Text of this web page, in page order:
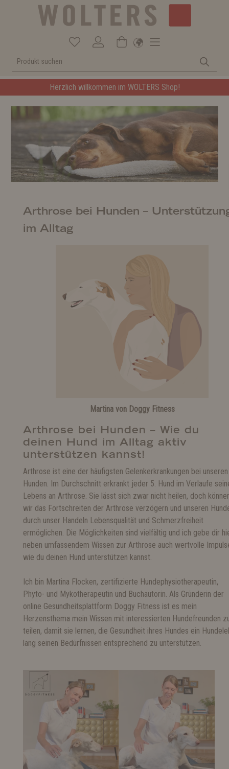
Herzlich willkommen im WOLTERS Shop!
Arthrose bei Hunden –
im Alltag
Martina von Doggy Fitness
Arthrose bei Hunden – Wie du
deinen Hund im Alltag aktiv
unterstützen kannst!
Arthrose ist eine der häufigsten Gelenkerkrankungen bei unseren
Hunden. Im Durchschnitt erkrankt jeder 5. Hund im Verlaufe
Lebens an Arthrose. Sie lässt sich zwar nicht heilen, doch
wir das Fortschreiten der Arthrose verzögern und unseren
durch unser Handeln Lebensqualität und Schmerzfreiheit
ermöglichen. Die Möglichkeiten sind vielfältig und ich gebe dir
neben umfassendem Wissen zur Arthrose auch wertvolle
wie du deinen Hund unterstützen kannst.
Ich bin Martina Flocken, zertifizierte Hundephysiotherapeutin,
Phyto- und Mykotherapeutin und Buchautorin. Als Gründerin der
online Gesundheitsplattform Doggy Fitness ist es mein
Herzensthema mein Wissen mit interessierten Hundefreunden
teilen, damit sie lernen, die Gesundheit ihres Hundes ein
lang seinen Bedürfnissen entsprechend zu unterstützen.